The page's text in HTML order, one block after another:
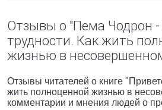
Отзывы о "Пема Чодрон -
трудности. Как жить
жизнью в
Отзывы читателей о книге
жить полноценной жизнью в
комментарии и мнения людей о